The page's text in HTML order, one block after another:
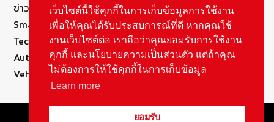
ข่าวประชาสัมพันธ์
Smart Life
Technology
Autolife Lifestyle
Vehicle
© Copyright 2021, All Rights Reserved Autolifethailand
เว็บไซต์นี้ใช้คุกกี้ในการเก็บข้อมูลการใช้งาน
เพื่อให้คุณได้รับประสบการณ์ที่ดี หากคุณใช้
งานเว็บไซต์ต่อ เราถือว่าคุณยอมรับการใช้งาน
คุกกี้ และนโยบายความเป็นส่วนตัว แต่ถ้าคุณ
ไม่ต้องการให้ใช้คุกกี้ในการเก็บข้อมูล
Learn more
ยอมรับ